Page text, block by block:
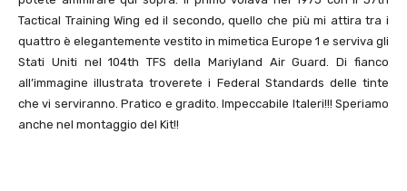
Tactical Training Wing ed il secondo, quello che più mi attira tra i
quattro è elegantemente vestito in mimetica Europe 1 e serviva gli
Stati Uniti nel 104th TFS della Mariyland Air Guard. Di fianco
all’immagine illustrata troverete i Federal Standards delle tinte
che vi serviranno. Pratico e gradito. Impeccabile Italeri!!! Speriamo
anche nel montaggio del Kit!!